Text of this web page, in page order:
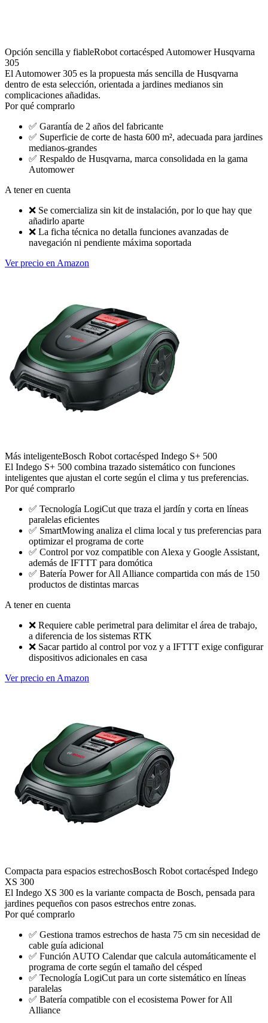
Opción sencilla y fiableRobot cortacésped Automower Husqvarna
305
El Automower 305 es la propuesta más sencilla de Husqvarna
dentro de esta selección, orientada a jardines medianos sin
complicaciones añadidas.
Por qué comprarlo
✅ Garantía de 2 años del fabricante
✅ Superficie de corte de hasta 600 m², adecuada para jardines
medianos-grandes
✅ Respaldo de Husqvarna, marca consolidada en la gama
Automower
A tener en cuenta
❌ Se comercializa sin kit de instalación, por lo que hay que
añadirlo aparte
❌ La ficha técnica no detalla funciones avanzadas de
navegación ni pendiente máxima soportada
Ver precio en Amazon
Más inteligenteBosch Robot cortacésped Indego S+ 500
El Indego S+ 500 combina trazado sistemático con funciones
inteligentes que ajustan el corte según el clima y tus preferencias.
Por qué comprarlo
✅ Tecnología LogiCut que traza el jardín y corta en líneas
paralelas eficientes
✅ SmartMowing analiza el clima local y tus preferencias para
optimizar el programa de corte
✅ Control por voz compatible con Alexa y Google Assistant,
además de IFTTT para domótica
✅ Batería Power for All Alliance compartida con más de 150
productos de distintas marcas
A tener en cuenta
❌ Requiere cable perimetral para delimitar el área de trabajo,
a diferencia de los sistemas RTK
❌ Sacar partido al control por voz y a IFTTT exige configurar
dispositivos adicionales en casa
Ver precio en Amazon
Compacta para espacios estrechosBosch Robot cortacésped Indego
XS 300
El Indego XS 300 es la variante compacta de Bosch, pensada para
jardines pequeños con pasos estrechos entre zonas.
Por qué comprarlo
✅ Gestiona tramos estrechos de hasta 75 cm sin necesidad de
cable guía adicional
✅ Función AUTO Calendar que calcula automáticamente el
programa de corte según el tamaño del césped
✅ Tecnología LogiCut para un corte sistemático en líneas
paralelas
✅ Batería compatible con el ecosistema Power for All
Alliance